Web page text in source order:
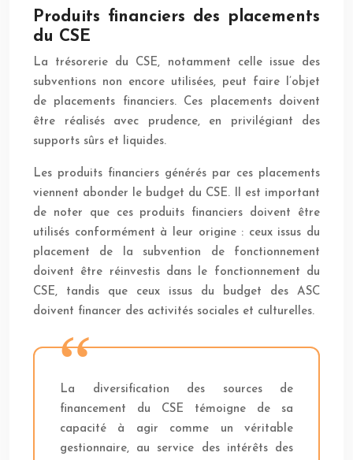
Produits financiers des placements
du CSE
La trésorerie du CSE, notamment celle issue des
subventions non encore utilisées, peut faire l’objet
de placements financiers. Ces placements doivent
être réalisés avec prudence, en privilégiant des
supports sûrs et liquides.
Les produits financiers générés par ces placements
viennent abonder le budget du CSE. Il est important
de noter que ces produits financiers doivent être
utilisés conformément à leur origine : ceux issus du
placement de la subvention de fonctionnement
doivent être réinvestis dans le fonctionnement du
CSE, tandis que ceux issus du budget des ASC
doivent financer des activités sociales et culturelles.
La diversification des sources de
financement du CSE témoigne de sa
capacité à agir comme un véritable
gestionnaire, au service des intérêts des